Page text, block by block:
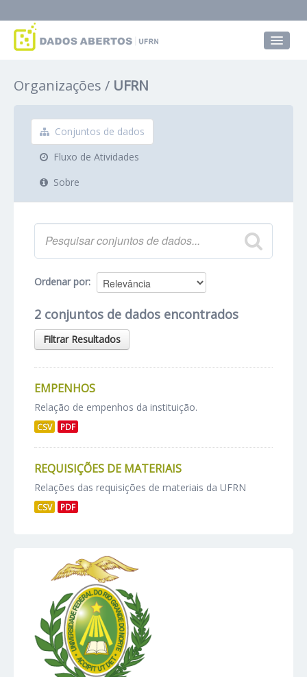
Grupos
Sobre
Organizações UFRN
Conjuntos de dados
Fluxo de Atividades
Sobre
Ordenar por
2 conjuntos de dados encontrados
Filtrar Resultados
EMPENHOS
Relação de empenhos da instituição.
CSV PDF
REQUISIÇÕES DE MATERIAIS
Relações das requisições de materiais da UFRN
CSV PDF